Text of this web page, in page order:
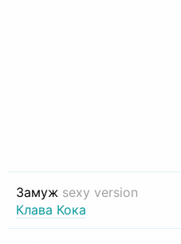
Замуж sexy version
Клава Кока